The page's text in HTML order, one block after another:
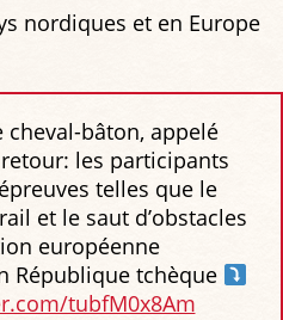
nordiques et en Europe
bâton, appelé
les participants
telles que le
et le saut d’obstacles
européenne
République tchèque
tubfM0x8Am